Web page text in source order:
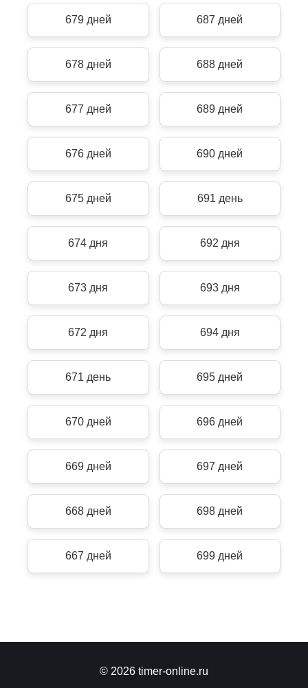
679 дней 687 дней
678 дней 688 дней
677 дней 689 дней
676 дней 690 дней
675 дней 691 день
674 дня 692 дня
673 дня 693 дня
672 дня 694 дня
671 день 695 дней
670 дней 696 дней
669 дней 697 дней
668 дней 698 дней
667 дней 699 дней
© 2026 timer-online.ru